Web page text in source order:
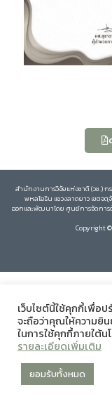
สำนักงานการวิจัยแห่งชาติ (วช.) ก
พหลโยธิน แขวงลาดยาว เขตจตุ
ออกและพัฒนาโดย ศูนย์การจัดกา
Copyright
เว็บไซต์นี้ใช้คุกกี้เพื่อ
จะถือว่าคุณให้ความยิ
ในการใช้คุกกี้ภายใต้น
รายละเอียดเพิ่มเติม
ยอมรับทั้งหมด